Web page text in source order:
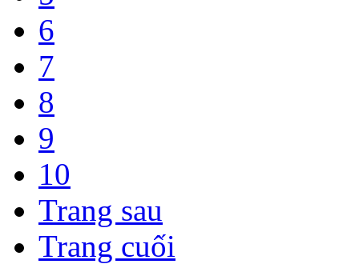
6
7
8
9
10
Trang sau
Trang cuối